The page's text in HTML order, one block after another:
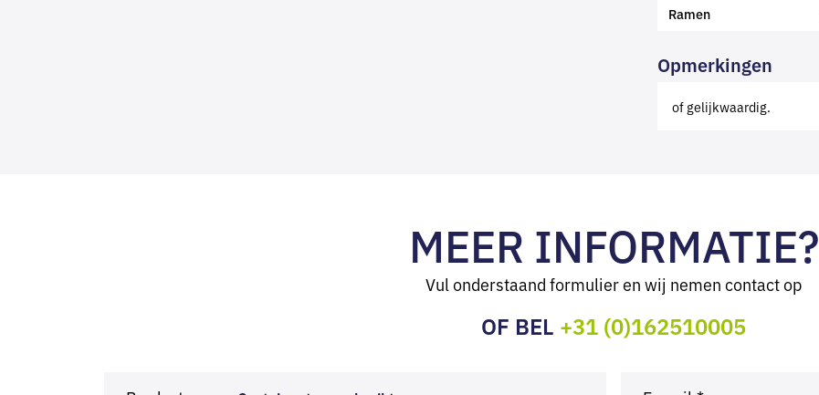
Ramen
Opmerkingen
of gelijkwaardig.
MEER INFORMATIE?
Vul onderstaand formulier en wij nemen contact op
OF BEL +31 (0)162510005